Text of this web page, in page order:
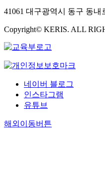
41061 대구광역시 동구 동내
Copyright© KERIS. ALL
네이버 블로그
인스타그램
유튜브
해외이동버튼